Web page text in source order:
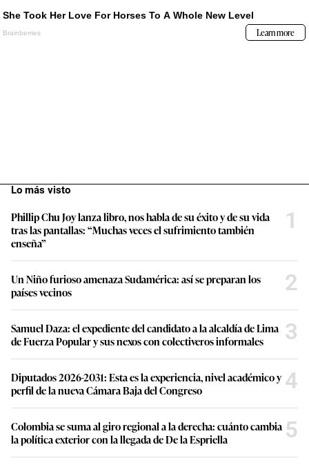
Lo más visto
Phillip Chu Joy lanza libro, nos habla de su éxito y de su vida
tras las pantallas: “Muchas veces el sufrimiento también
enseña”
1
Un Niño furioso amenaza Sudamérica: así se preparan los
países vecinos
2
Samuel Daza: el expediente del candidato a la alcaldía de Lima
de Fuerza Popular y sus nexos con colectiveros informales
3
Diputados 2026-2031: Esta es la experiencia, nivel académico y
perfil de la nueva Cámara Baja del Congreso
4
Colombia se suma al giro regional a la derecha: cuánto cambia
la política exterior con la llegada de De la Espriella
5